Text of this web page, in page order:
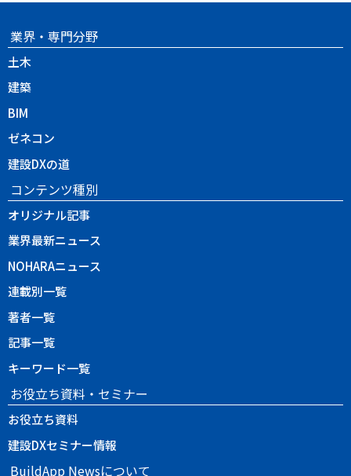
業界・専門分野
土木
建築
BIM
ゼネコン
建設DXの道
コンテンツ種別
オリジナル記事
業界最新ニュース
NOHARAニュース
連載別一覧
著者一覧
記事一覧
キーワード一覧
お役立ち資料・セミナー
お役立ち資料
建設DXセミナー情報
BuildApp Newsについて